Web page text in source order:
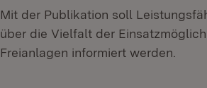
Mit der Publikation soll
über die Vielfalt der
Freianlagen informiert werden.